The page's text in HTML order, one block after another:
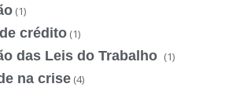
(1)
crédito (1)
das Leis do Trabalho (1)
na crise (4)